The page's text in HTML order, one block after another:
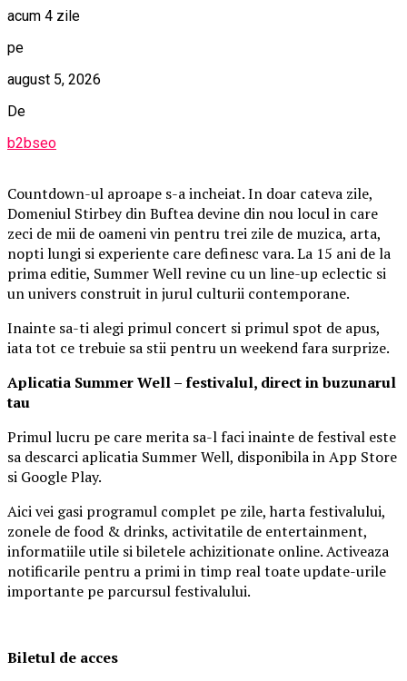
acum 4 zile
pe
august 5, 2026
De
b2bseo
Countdown-ul aproape s-a incheiat. In doar cateva zile,
Domeniul Stirbey din Buftea devine din nou locul in care
zeci de mii de oameni vin pentru trei zile de muzica, arta,
nopti lungi si experiente care definesc vara. La 15 ani de la
prima editie, Summer Well revine cu un line-up eclectic si
un univers construit in jurul culturii contemporane.
Inainte sa-ti alegi primul concert si primul spot de apus,
iata tot ce trebuie sa stii pentru un weekend fara surprize.
Aplicatia Summer Well– festivalul, direct in buzunarul
tau
Primul lucru pe care merita sa-l faci inainte de festival este
sa descarci aplicatia Summer Well, disponibila in App Store
si Google Play.
Aici vei gasi programul complet pe zile, harta festivalului,
zonele de food & drinks, activitatile de entertainment,
informatiile utile si biletele achizitionate online. Activeaza
notificarile pentru a primi in timp real toate update-urile
importante pe parcursul festivalului.
Biletul de acces